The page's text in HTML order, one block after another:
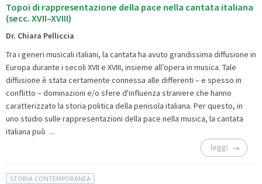
Topoi di rappresentazione della pace nella cantata italiana
(secc. XVII–XVIII)
Dr. Chiara Pelliccia
Tra i generi musicali italiani, la cantata ha avuto grandissima diffusione in
Europa durante i secoli XVII e XVIII, insieme all’opera in musica. Tale
diffusione è stata certamente connessa alle differenti – e spesso in
conflitto – dominazioni e/o sfere d'influenza straniere che hanno
caratterizzato la storia politica della penisola italiana. Per questo, in
uno studio sulle rappresentazioni della pace nella musica, la cantata
italiana può ...
leggi
STORIA CONTEMPORANEA